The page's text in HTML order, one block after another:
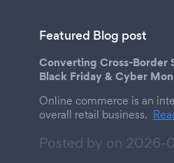
Featured Blog post
Converting Cross-Border
Black Friday & Cyber
Online commerce is an
overall retail business.
Posted by on 2026-